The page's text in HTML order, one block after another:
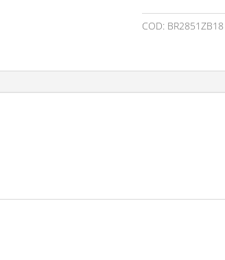
COD: BR2851ZB18